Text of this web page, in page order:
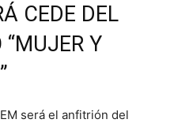
CEDE DEL
“MUJER Y
será el anfitrión del